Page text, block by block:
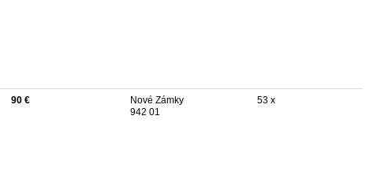
90 €
Nové Zámky
942 01
53 x